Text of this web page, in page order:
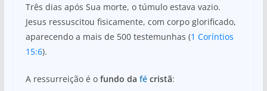
Três dias após Sua morte, o túmulo estava vazio.
Jesus ressuscitou fisicamente, com corpo glorificado,
aparecendo a mais de 500 testemunhas (1 Coríntios
15:6).
A ressurreição é o fundo da fécristã: